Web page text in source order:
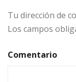
Tu dirección de
Los campos
Comentario